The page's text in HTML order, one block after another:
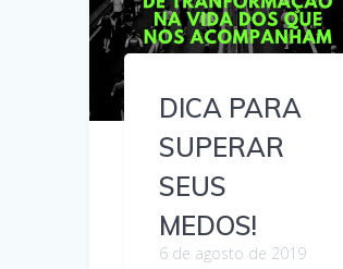
DICA PARA
SUPERAR
SEUS
MEDOS!
6 de agosto de 2019